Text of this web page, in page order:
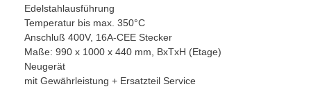
Edelstahlausführung
Temperatur bis max. 350°C
Anschluß 400V, 16A-CEE Stecker
Maße: 990 x 1000 x 440 mm, BxTxH (Etage)
Neugerät
mit Gewährleistung + Ersatzteil Service